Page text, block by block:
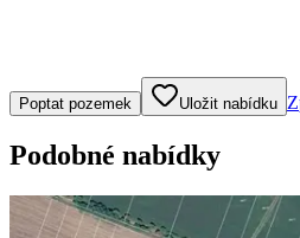
Klepněte nebo klikněte pro ovládání
Poptat pozemek Uložit nabídku
Podobné nabídky